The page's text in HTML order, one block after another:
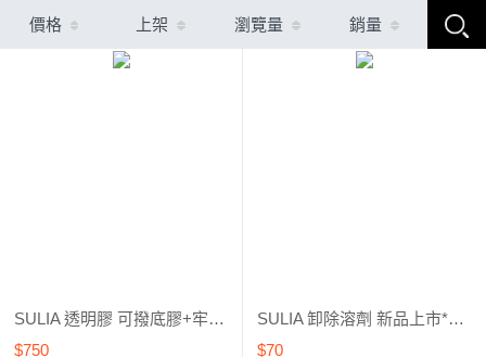
價格 上架 瀏覽量 銷量
SULIA 透明膠 可撥底膠+牢固底膠+彈力建構膠 套組優惠 全新上市
$750
SULIA 卸除溶劑 新品上市*優惠5折起
$70